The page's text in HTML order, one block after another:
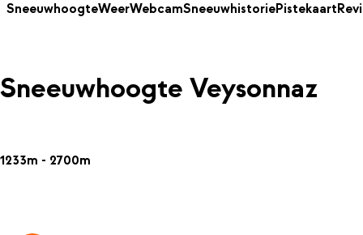
SneeuwhoogteWeerWebcamSneeuwhistoriePistekaart
Sneeuwhoogte Veysonnaz
1233m - 2700m